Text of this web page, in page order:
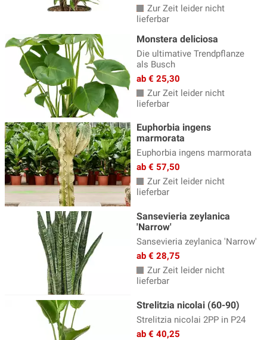
Zur Zeit leider nicht
lieferbar
Monstera deliciosa
Die ultimative Trendpflanze
als Busch
ab € 25,30
Zur Zeit leider nicht
lieferbar
Euphorbia ingens
marmorata
Euphorbia ingens marmorata
ab € 57,50
Zur Zeit leider nicht
lieferbar
Sansevieria zeylanica
'Narrow'
Sansevieria zeylanica 'Narrow'
ab € 28,75
Zur Zeit leider nicht
lieferbar
Strelitzia nicolai (60-90)
Strelitzia nicolai 2PP in P24
ab € 40,25